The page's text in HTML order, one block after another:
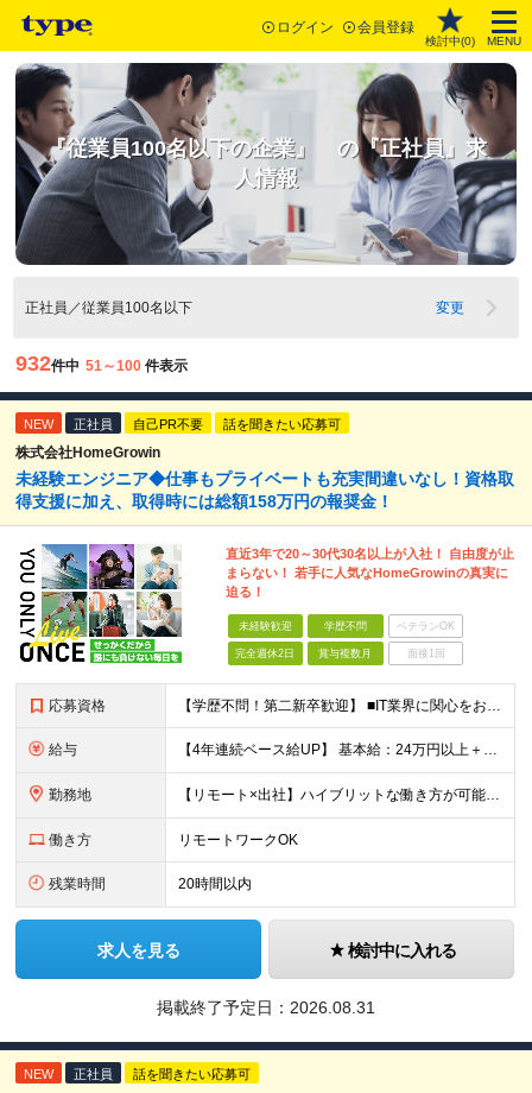
ログイン 会員登録
検討中(0) MENU
『従業員100名以下の企業』 の『正社員』求
人情報
正社員／従業員100名以下 変更
932件中 51～100 件表示
NEW 正社員 自己PR不要 話を聞きたい応募可
株式会社HomeGrowin
未経験エンジニア◆仕事もプライベートも充実間違いなし！資格取
得支援に加え、取得時には総額158万円の報奨金！
直近3年で20～30代30名以上が入社！ 自由度が止
まらない！ 若手に人気なHomeGrowinの真実に
迫る！
未経験歓迎 学歴不問 ベテランOK
完全週休2日 賞与複数月 面接1回
応募資格 【学歴不問！第二新卒歓迎】 ■IT業界に関心をお持ちの方 【IT業界未経験者の方へ】 ITエンジニアという仕事は、パソコンの前でずっとにらめっこを しているイメージがありますが、意外とそうではないん
給与 【4年連続ベース給UP】 基本給：24万円以上＋残業代(全額)＋各種手当 ※みなし残業なし ※基本給は経験や前職の給与を十分に考慮します ※交通費別途支給 ※6ヶ月間の試用期間があります（給与・待遇は
勤務地 【リモート×出社】ハイブリットな働き方が可能！ 東京、神奈川のプロジェクト先 ■本社 神奈川県横浜市神奈川区栄町3-12 パシフィックマークス横浜イースト6F ■事業所(東京都最寄駅のみ記載) サ
働き方 リモートワークOK
残業時間 20時間以内
求人を見る 検討中に入れる
掲載終了予定日： 2026.08.31
NEW 正社員 話を聞きたい応募可